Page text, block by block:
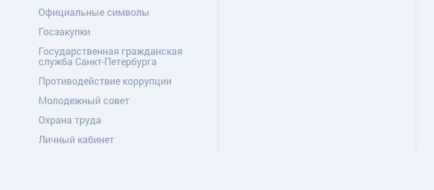
Официальные символы
Госзакупки
Государственная гражданская
служба Санкт-Петербурга
Противодействие коррупции
Молодежный совет
Охрана труда
Личный кабинет